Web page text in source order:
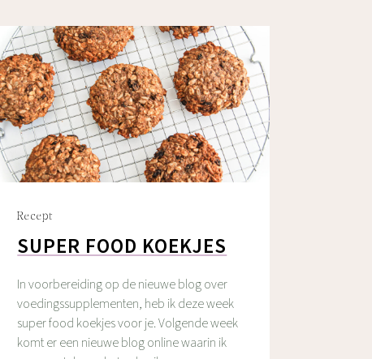
Recept
SUPER FOOD KOEKJES
In voorbereiding op de nieuwe blog over
voedingssupplementen, heb ik deze week
super food koekjes voor je. Volgende week
komt er een nieuwe blog online waarin ik